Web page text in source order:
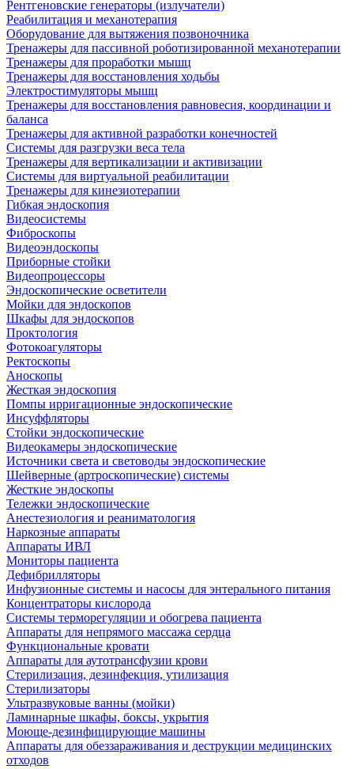
Рентгеновские генераторы (излучатели)
Реабилитация и механотерапия
Оборудование для вытяжения позвоночника
Тренажеры для пассивной роботизированной механотерапии
Тренажеры для проработки мышц
Тренажеры для восстановления ходьбы
Электростимуляторы мышц
Тренажеры для восстановления равновесия, координации и
баланса
Тренажеры для активной разработки конечностей
Системы для разгрузки веса тела
Тренажеры для вертикализации и активизации
Системы для виртуальной реабилитации
Тренажеры для кинезиотерапии
Гибкая эндоскопия
Видеосистемы
Фиброскопы
Видеоэндоскопы
Приборные стойки
Видеопроцессоры
Эндоскопические осветители
Мойки для эндоскопов
Шкафы для эндоскопов
Проктология
Фотокоагуляторы
Ректоскопы
Аноскопы
Жесткая эндоскопия
Помпы ирригационные эндоскопические
Инсуффляторы
Стойки эндоскопические
Видеокамеры эндоскопические
Источники света и световоды эндоскопические
Шейверные (артроскопические) системы
Жесткие эндоскопы
Тележки эндоскопические
Анестезиология и реаниматология
Наркозные аппараты
Аппараты ИВЛ
Мониторы пациента
Дефибрилляторы
Инфузионные системы и насосы для энтерального питания
Концентраторы кислорода
Системы терморегуляции и обогрева пациента
Аппараты для непрямого массажа сердца
Функциональные кровати
Аппараты для аутотрансфузии крови
Стерилизация, дезинфекция, утилизация
Стерилизаторы
Ультразвуковые ванны (мойки)
Ламинарные шкафы, боксы, укрытия
Моюще-дезинфицирующие машины
Аппараты для обеззараживания и деструкции медицинских
отходов